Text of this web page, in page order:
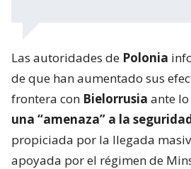
Las autoridades de Polonia
de que han aumentado sus
frontera con Bielorrusia ante
una “amenaza” a la
propiciada por la llegada
apoyada por el régimen de